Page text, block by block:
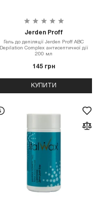
Jerden Proff
Гель до депіляції Jerden Proff ABC
Depilation Complex антисептичної дії
200 мл
145 грн
КУПИТИ